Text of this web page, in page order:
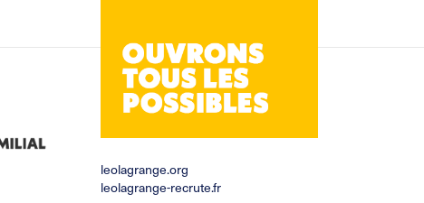
leolagrange.org
leolagrange-recrute.fr